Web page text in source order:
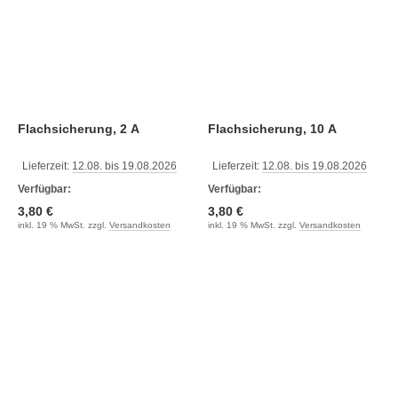
Flachsicherung, 2 A
Lieferzeit: 12.08. bis 19.08.2026
Verfügbar:
3,80 €
inkl. 19 % MwSt. zzgl. Versandkosten
Flachsicherung, 10 A
Lieferzeit: 12.08. bis 19.08.2026
Verfügbar:
3,80 €
inkl. 19 % MwSt. zzgl. Versandkosten